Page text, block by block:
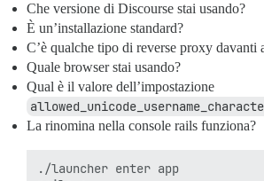
Che versione di Discourse stai usando?
È un’installazione standard?
C’è qualche tipo di reverse proxy davanti
Quale browser stai usando?
Qual è il valore dell’impostazione
La rinomina nella console rails funziona?
./launcher enter app